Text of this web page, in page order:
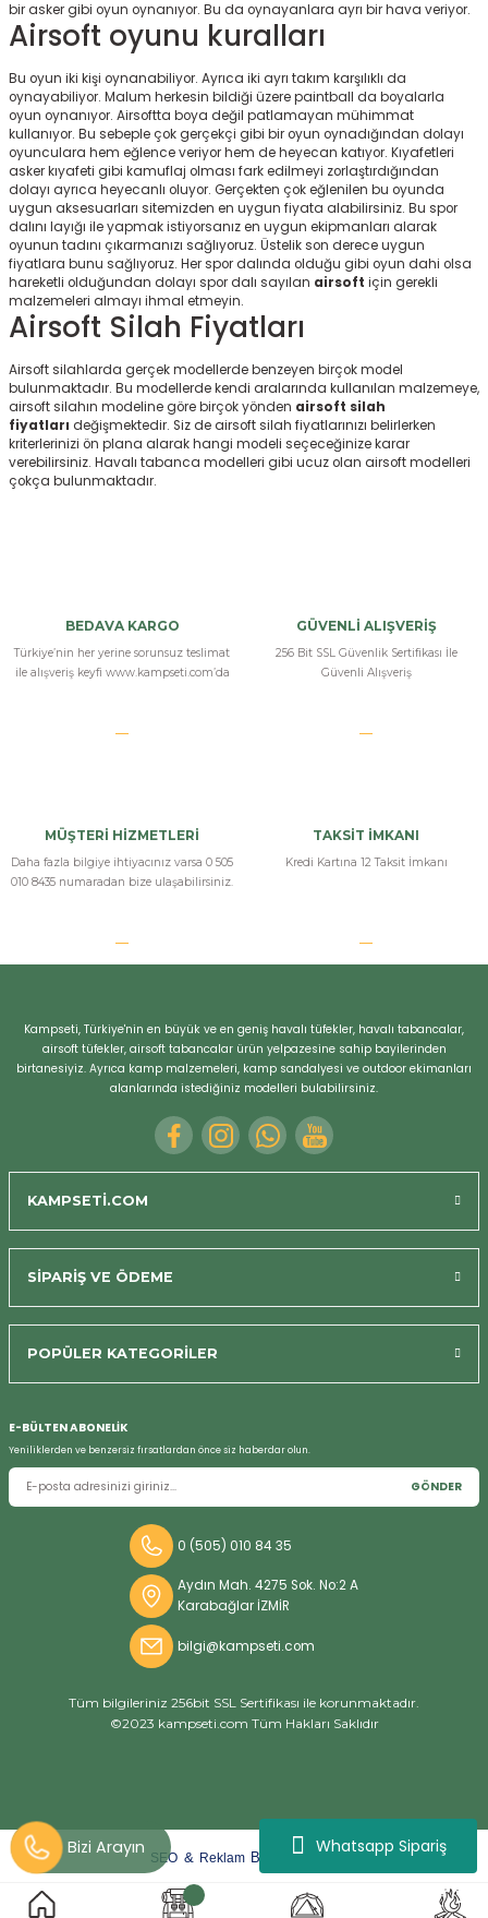
Whatsapp Sipariş
bir asker gibi oyun oynanıyor. Bu da oynayanlara ayrı bir hava veriyor.
Airsoft oyunu kuralları
Bu oyun iki kişi oynanabiliyor. Ayrıca iki ayrı takım karşılıklı da
oynayabiliyor. Malum herkesin bildiği üzere paintball da boyalarla
oyun oynanıyor. Airsoftta boya değil patlamayan mühimmat
kullanıyor. Bu sebeple çok gerçekçi gibi bir oyun oynadığından dolayı
oyunculara hem eğlence veriyor hem de heyecan katıyor. Kıyafetleri
asker kıyafeti gibi kamuflaj olması fark edilmeyi zorlaştırdığından
dolayı ayrıca heyecanlı oluyor. Gerçekten çok eğlenilen bu oyunda
uygun aksesuarları sitemizden en uygun fiyata alabilirsiniz. Bu spor
dalını layığı ile yapmak istiyorsanız en uygun ekipmanları alarak
oyunun tadını çıkarmanızı sağlıyoruz. Üstelik son derece uygun
fiyatlara bunu sağlıyoruz. Her spor dalında olduğu gibi oyun dahi olsa
hareketli olduğundan dolayı spor dalı sayılan airsoft için gerekli
malzemeleri almayı ihmal etmeyin.
Airsoft Silah Fiyatları
Airsoft silahlarda gerçek modellerde benzeyen birçok model
bulunmaktadır. Bu modellerde kendi aralarında kullanılan malzemeye,
airsoft silahın modeline göre birçok yönden airsoft silah
fiyatları değişmektedir. Siz de airsoft silah fiyatlarınızı belirlerken
kriterlerinizi ön plana alarak hangi modeli seçeceğinize karar
verebilirsiniz. Havalı tabanca modelleri gibi ucuz olan airsoft modelleri
çokça bulunmaktadır.
BEDAVA KARGO
Türkiye’nin her yerine sorunsuz teslimat
ile alışveriş keyfi www.kampseti.com’da
GÜVENLİ ALIŞVERİŞ
256 Bit SSL Güvenlik Sertifikası İle
Güvenli Alışveriş
MÜŞTERİ HİZMETLERİ
Daha fazla bilgiye ihtiyacınız varsa 0 505
010 8435 numaradan bize ulaşabilirsiniz.
TAKSİT İMKANI
Kredi Kartına 12 Taksit İmkanı
Kampseti, Türkiye'nin en büyük ve en geniş havalı tüfekler, havalı tabancalar,
airsoft tüfekler, airsoft tabancalar ürün yelpazesine sahip bayilerinden
birtanesiyiz. Ayrıca kamp malzemeleri, kamp sandalyesi ve outdoor ekimanları
alanlarında istediğiniz modelleri bulabilirsiniz.
KAMPSETİ.COM
SİPARİŞ VE ÖDEME
POPÜLER KATEGORİLER
E-BÜLTEN ABONELİK
Yeniliklerden ve benzersiz fırsatlardan önce siz haberdar olun.
GÖNDER
0 (505) 010 84 35
Aydın Mah. 4275 Sok. No:2 A
Karabağlar İZMİR
bilgi@kampseti.com
Tüm bilgileriniz 256bit SSL Sertifikası ile korunmaktadır.
©2023 kampseti.com Tüm Hakları Saklıdır
Bizi Arayın
SEO & Reklam By aratify